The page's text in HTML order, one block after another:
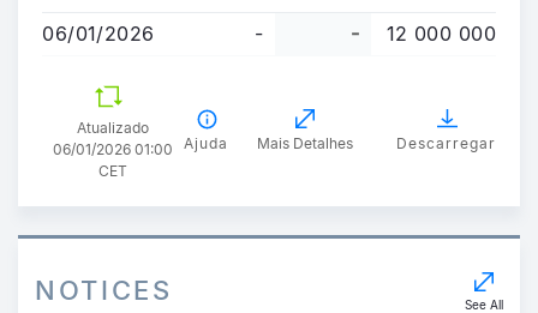
o
principal
06/01/2026 - - 12 000 000
Atualizado
06/01/2026 01:00
CET
Ajuda Mais Detalhes Descarregar
NOTICES See All